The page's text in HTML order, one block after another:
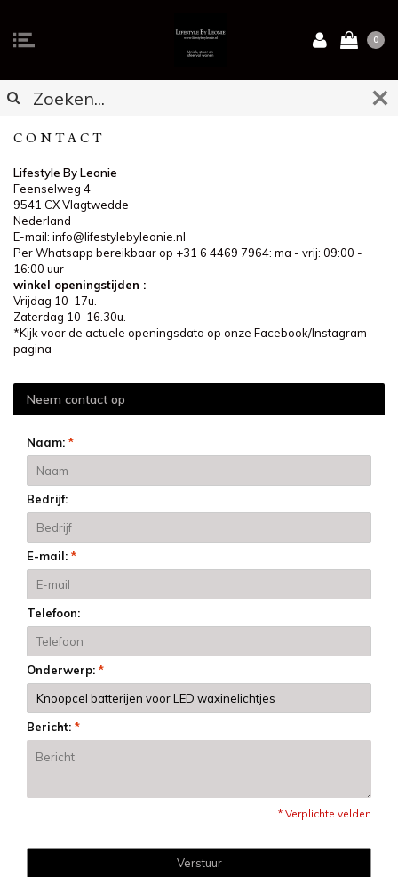
0
CONTACT
Lifestyle By Leonie
Feenselweg 4
9541 CX Vlagtwedde
Nederland
E-mail: info@lifestylebyleonie.nl
Per Whatsapp bereikbaar op +31 6 4469 7964: ma - vrij: 09:00 -
16:00 uur
winkel openingstijden :
Vrijdag 10-17u.
Zaterdag 10-16.30u.
*Kijk voor de actuele openingsdata op onze Facebook/Instagram
pagina
Neem contact op
Naam: *
Bedrijf:
E-mail: *
Telefoon:
Onderwerp: *
Bericht: *
* Verplichte velden
Verstuur